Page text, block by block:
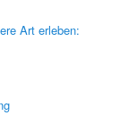
Art erleben: